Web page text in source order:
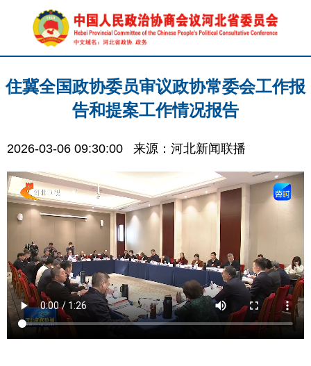
住冀全国政协委员审议政协常委会工作报
告和提案工作情况报告
2026-03-06 09:30:00 来源：河北新闻联播